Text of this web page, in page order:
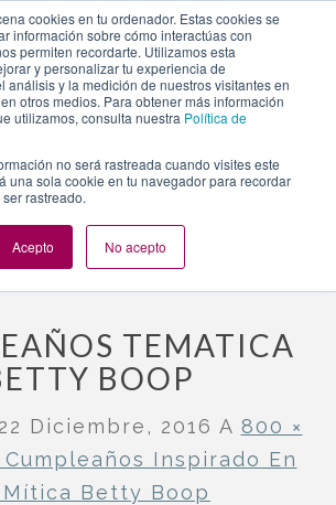
cookies en tu ordenador. Estas cookies se
información sobre cómo interactúas con
permiten recordarte. Utilizamos esta
y personalizar tu experiencia de
análisis y la medición de nuestros visitantes en
otros medios. Para obtener más información
utilizamos, consulta nuestra Política de
no será rastreada cuando visites este
una sola cookie en tu navegador para recordar
rastreado.
Acepto No acepto
blog/cumpleanos-inspirado-la-
restaurante/mda-img_2381-54/
eventos »Un cumpleaños inspirado en
»cumpleaños tematica betty boop
TEMATICA
BOOP
22 Diciembre, 2016 A 800 ×
Cumpleaños Inspirado En
Mítica Betty Boop